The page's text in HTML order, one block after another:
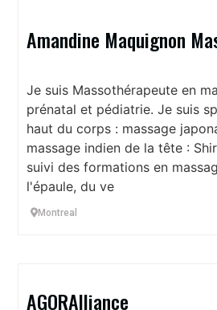
Amandine Maquignon
Je suis Massothérapeute en
prénatal et pédiatrie. Je suis
haut du corps : massage
massage indien de la tête :
suivi des formations en
l'épaule, du ve
Montreal
AGORAlliance